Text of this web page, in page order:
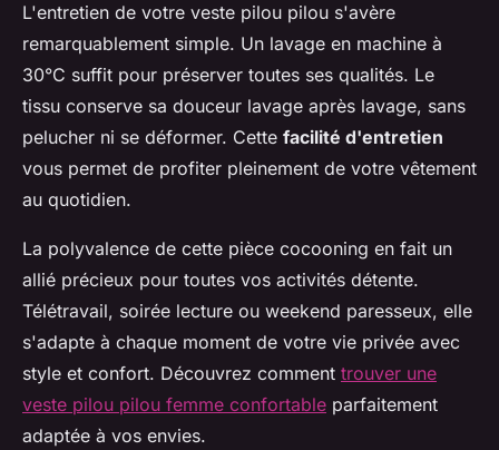
L'entretien de votre veste pilou pilou s'avère
remarquablement simple. Un lavage en machine à
30°C suffit pour préserver toutes ses qualités. Le
tissu conserve sa douceur lavage après lavage, sans
pelucher ni se déformer. Cette facilité d'entretien
vous permet de profiter pleinement de votre vêtement
au quotidien.
La polyvalence de cette pièce cocooning en fait un
allié précieux pour toutes vos activités détente.
Télétravail, soirée lecture ou weekend paresseux, elle
s'adapte à chaque moment de votre vie privée avec
style et confort. Découvrez comment trouver une
veste pilou pilou femme confortable parfaitement
adaptée à vos envies.